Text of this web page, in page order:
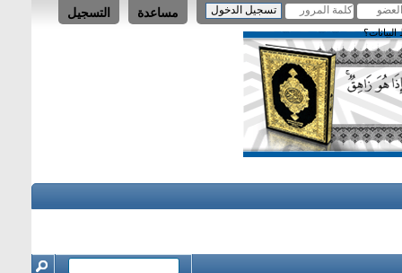
التسجيل مساعدة